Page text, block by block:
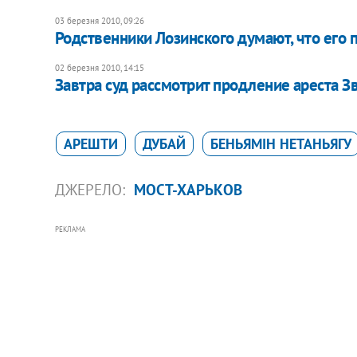
03 березня 2010, 09:26
Родственники Лозинского думают, что его
02 березня 2010, 14:15
Завтра суд рассмотрит продление ареста
АРЕШТИ ДУБАЙ БЕНЬЯМІН НЕТАНЬЯГУ
ДЖЕРЕЛО: МОСТ-ХАРЬКОВ
РЕКЛАМА